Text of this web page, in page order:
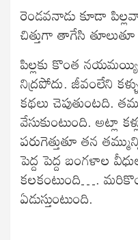
రెండవనాడు కూడా
చిత్తుగా తాగేసి తూలుతూ
పిల్లకు కొంత
నిద్రపోదు. జీవంలేని
కథలు చెపుతుంటది.
వేసుకుంటుంది. అట్లా
పరుగెత్తుతూ తన
పెద్ద పెద్ద బంగళాల
కలకంటుంది….
ఏడుస్తుంటుంది.